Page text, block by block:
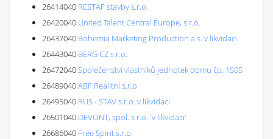
26414040 RESTAF stavby s.r.o.
26420040 United Talent Central Europe, s.r.o.
26437040 Bohemia Marketing Production a.s. v likvidaci
26443040 BERG CZ s.r.o.
26472040Společenství vlastníků jednotek domu čp. 1505
26489040ABF Realitní s.r.o.
26495040 RUS - STAV s.r.o. v likvidaci
26501040 DEVONT, spol. s r.o. 'v likvidaci'
26686040 Free Spirit s.r.o.